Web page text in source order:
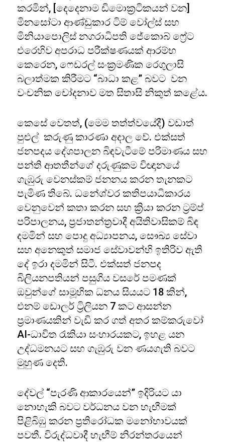
කරමින්, [දෙදෙනාම ඩිමොක්‍රටිකයන් වන]
මිනසෝටා ආණ්ඩුකාර ටිම් වෝල්ස් සහ
මිනියාපොලිස් නගරාධිපති ජේකොබ් ෆ්‍රේට
එරෙහිව අපරාධ පරීක්ෂණයක් ආරම්භ
කෙරෙන, ෆෙඩරල් සංක්‍රමණික රෙගුලාසි
බලාත්මක කිරීමට “බාධා කළ” බවට වන
වංචනික චෝදනාව මත සිතාසි නිකුත් කළේය.
කෙසේ වෙතත්, (මෙම තත්ත්වයේදී) වඩාත්
පුළුල් කරුණු කාරණා අදාල වේ. එක්සත්
ජනපදය දේශපාලන බිඳවැටීමේ පරිමාණය සහ
පන්ති ආතතීන්ගේ දරුණුකම විඥානයේ
ගැඹුරු වෙනස්කම් ජනනය කරන තැනකට
පැමිණ තිබේ. ධනේශ්වර කතිපයාධිකාරය
වෙනුවෙන් කතා කරන සහ ක්‍රියා කරන ට්‍රම්ප්
පරිපාලනය, ප්‍රජාතන්ත්‍රවාදී අයිතිවාසිකම් බිඳ
දමමින් සහ පොදු අධ්‍යාපනය, සෞඛ්‍ය සේවා
සහ අනෙකුත් සමාජ සේවාවන්හි ඉතිරිව ඇති
දේ ඉරා දමමින් සිටී. එක්සත් ජනපද
බිලියනපතියන් පසුගිය වසරේ පමණක්
ඔවුන්ගේ සාමූහික ධනය සියයට 18 කින්,
එනම් ඩොලර් ට්‍රිලියන 7 කට ආසන්න
ප්‍රමාණයකින් වැඩි කර ගත් අතර කම්කරුවෝ
AI-ධාවිත රැකියා සංහාරයකට, ඉහළ යන
උද්ධමනයට සහ ගැඹුරු වන ණයගැති බවට
මුහුණ දෙති.
දේවල් “පැරණි ආකාරයෙන්” ඉදිරියට යා
නොහැකි බවට වර්ධනය වන හැඟීමක්
පිළිබිඹු කරන ප්‍රතිරෝධක මනෝභාවයක්
පවතී. විරුද්ධවාදී හැඟීම් නිරන්තරයෙන්